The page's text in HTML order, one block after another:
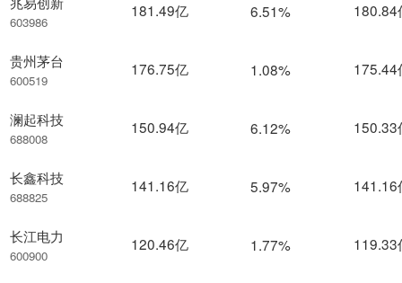
603986
贵州茅台
600519
澜起科技
688008
长鑫科技
688825
长江电力
600900
181.49亿 6.51% 180.84
176.75亿 1.08% 175.44
150.94亿 6.12% 150.33
141.16亿 5.97% 141.16
120.46亿 1.77% 119.33